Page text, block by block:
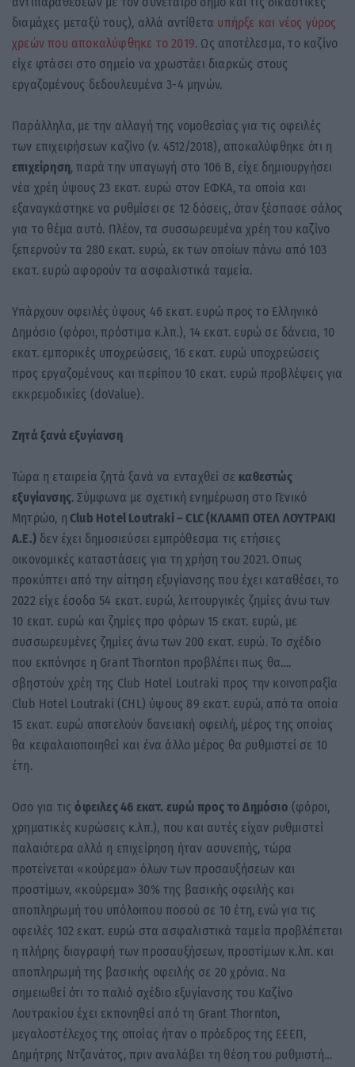
διαμάχες μεταξύ τους), αλλά αντίθετα υπήρξε και νέος γύρος
χρεών που αποκαλύφθηκε το 2019. Ως αποτέλεσμα, το καζίνο
είχε φτάσει στο σημείο να χρωστάει διαρκώς στους
εργαζομένους δεδουλευμένα 3-4 μηνών.
Παράλληλα, με την αλλαγή της νομοθεσίας για τις οφειλές
των επιχειρήσεων καζίνο (ν. 4512/2018), αποκαλύφθηκε ότι η
επιχείρηση, παρά την υπαγωγή στο 106 Β, είχε δημιουργήσει
νέα χρέη ύψους 23 εκατ. ευρώ στον ΕΦΚΑ, τα οποία και
εξαναγκάστηκε να ρυθμίσει σε 12 δόσεις, όταν ξέσπασε σάλος
για το θέμα αυτό. Πλέον, τα συσσωρευμένα χρέη του καζίνο
ξεπερνούν τα 280 εκατ. ευρώ, εκ των οποίων πάνω από 103
εκατ. ευρώ αφορούν τα ασφαλιστικά ταμεία.
Υπάρχουν οφειλές ύψους 46 εκατ. ευρώ προς το Ελληνικό
Δημόσιο (φόροι, πρόστιμα κ.λπ.), 14 εκατ. ευρώ σε δάνεια, 10
εκατ. εμπορικές υποχρεώσεις, 16 εκατ. ευρώ υποχρεώσεις
προς εργαζομένους και περίπου 10 εκατ. ευρώ προβλέψεις για
εκκρεμοδικίες (doValue).
Ζητά ξανά εξυγίανση
Τώρα η εταιρεία ζητά ξανά να ενταχθεί σε καθεστώς
εξυγίανσης. Σύμφωνα με σχετική ενημέρωση στο Γενικό
Μητρώο, η Club Hotel Loutraki – CLC (ΚΛΑΜΠ ΟΤΕΛ ΛΟΥΤΡΑΚΙ
Α.Ε.) δεν έχει δημοσιεύσει εμπρόθεσμα τις ετήσιες
οικονομικές καταστάσεις για τη χρήση του 2021. Οπως
προκύπτει από την αίτηση εξυγίανσης που έχει καταθέσει, το
2022 είχε έσοδα 54 εκατ. ευρώ, λειτουργικές ζημίες άνω των
10 εκατ. ευρώ και ζημίες προ φόρων 15 εκατ. ευρώ, με
συσσωρευμένες ζημίες άνω των 200 εκατ. ευρώ. Το σχέδιο
που εκπόνησε η Grant Thornton προβλέπει πως θα….
σβηστούν χρέη της Club Hotel Loutraki προς την κοινοπραξία
Club Hotel Loutraki (CHL) ύψους 89 εκατ. ευρώ, από τα οποία
15 εκατ. ευρώ αποτελούν δανειακή οφειλή, μέρος της οποίας
θα κεφαλαιοποιηθεί και ένα άλλο μέρος θα ρυθμιστεί σε 10
έτη.
Οσο για τιςόφειλες 46 εκατ. ευρώ προς το Δημόσιο (φόροι,
χρηματικές κυρώσεις κ.λπ.), που και αυτές είχαν ρυθμιστεί
παλαιότερα αλλά η επιχείρηση ήταν ασυνεπής, τώρα
προτείνεται «κούρεμα» όλων των προσαυξήσεων και
προστίμων, «κούρεμα» 30% της βασικής οφειλής και
αποπληρωμή του υπόλοιπου ποσού σε 10 έτη, ενώ για τις
οφειλές 102 εκατ. ευρώ στα ασφαλιστικά ταμεία προβλέπεται
η πλήρης διαγραφή των προσαυξήσεων, προστίμων κ.λπ. και
αποπληρωμή της βασικής οφειλής σε 20 χρόνια. Να
σημειωθεί ότι το παλιό σχέδιο εξυγίανσης του Καζίνο
Λουτρακίου έχει εκπονηθεί από τη Grant Thornton,
μεγαλοστέλεχος της οποίας ήταν ο πρόεδρος της ΕΕΕΠ,
Δημήτρης Ντζανάτος, πριν αναλάβει τη θέση του ρυθμιστή…